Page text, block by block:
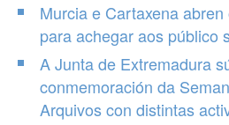
Murcia e Cartaxena
para achegar aos público
A Junta de Extremadura
conmemoración da
Arquivos con distintas